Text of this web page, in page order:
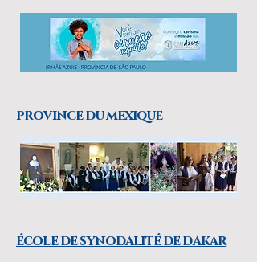
province du mexique
école de synodalité de dakar